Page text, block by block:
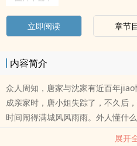
立即阅读 章节
内容简介
众人周知，唐家与沈家有近百年
成亲家时，唐小姐失踪了，不久后
时间闹得满城风风雨雨。外人懂什
怎么没了，早注定的吧，像沈家一
展开